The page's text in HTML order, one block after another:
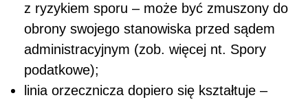
z ryzykiem sporu – może być zmuszony do
obrony swojego stanowiska przed sądem
administracyjnym (zob. więcej nt. Spory
podatkowe);
linia orzecznicza dopiero się kształtuje –